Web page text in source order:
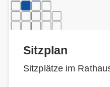
Sitzplan
Sitzplätze im